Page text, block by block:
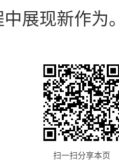
展现新作为
扫一扫分享本页